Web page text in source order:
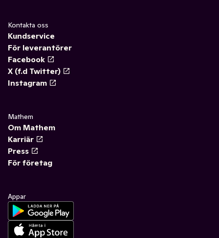
Kontakta oss
Kundservice
För leverantörer
Facebook
X (f.d Twitter)
Instagram
Mathem
Om Mathem
Karriär
Press
För företag
Appar